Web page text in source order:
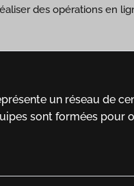
des opérations en
un réseau de
sont formées pour